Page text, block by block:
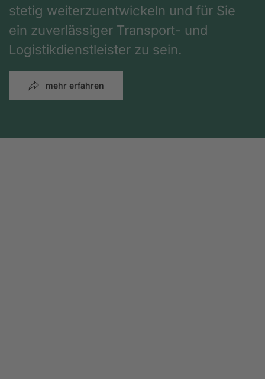
stetig weiterzuentwickeln und für Sie
ein zuverlässiger Transport- und
Logistikdienstleister zu sein.
mehr erfahren